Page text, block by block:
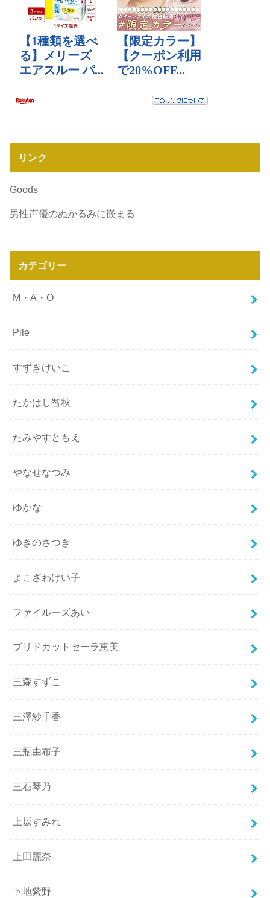
リンク
Goods
男性声優のぬかるみに嵌まる
カテゴリー
M・A・O
Pile
すずきけいこ
たかはし智秋
たみやすともえ
やなせなつみ
ゆかな
ゆきのさつき
よこざわけい子
ファイルーズあい
ブリドカットセーラ恵美
三森すずこ
三澤紗千香
三瓶由布子
三石琴乃
上坂すみれ
上田麗奈
下地紫野